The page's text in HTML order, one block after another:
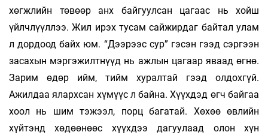
хөгжлийн тө­вөөр анх байгуулсан цагаас нь хойш
үйлчлүүллээ. Жил ирэх тусам сайжирдаг байтал улам
л дордоод байх юм. “Дээрээс сур” гэсэн гээд сэргээн
засахын мэргэжилтнүүд нь ажлын цагаар яваад өгнө.
Зарим өдөр ийм, тийм хуралтай гээд олдохгүй.
Ажилдаа ялархсан хүмүүс л байна. Хүүхдэд өгч байгаа
хоол нь шим тэжээл, порц багатай. Хөхөө өвлийн
хүйтэнд хөдөөнөөс хүүхдээ дагуулаад олон хүн